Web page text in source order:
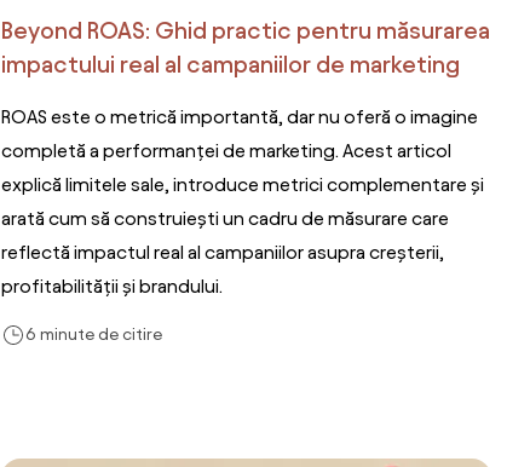
Beyond ROAS: Ghid practic pentru măsurarea
impactului real al campaniilor de marketing
ROAS este o metrică importantă, dar nu oferă o imagine
completă a performanței de marketing. Acest articol
explică limitele sale, introduce metrici complementare și
arată cum să construiești un cadru de măsurare care
reflectă impactul real al campaniilor asupra creșterii,
profitabilității și brandului.
6 minute de citire